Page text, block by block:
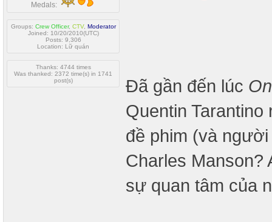
Medals:
Groups: Crew Officer, CTV, Moderator
Joined: 10/20/2010(UTC)
Posts: 9,306
Location: Lữ quán
Thanks: 4744 times
Was thanked: 2372 time(s) in 1741
post(s)
Đã gần đến lúc
Quentin
đề phim (và
Charles Manson?
sự quan tâm của